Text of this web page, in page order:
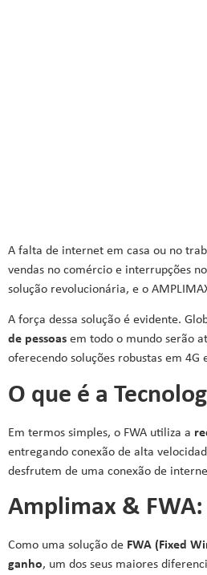
A falta de internet em casa ou no
vendas no comércio e interrupções
solução revolucionária, e o
A força dessa solução é evidente.
de pessoas em todo o mundo serão
oferecendo soluções robustas em
O que é a
Em termos simples, o FWA utiliza a
entregando conexão de alta
desfrutem de uma conexão de
Amplimax & FWA:
Como uma solução de FWA (Fixed
ganho, um dos seus maiores